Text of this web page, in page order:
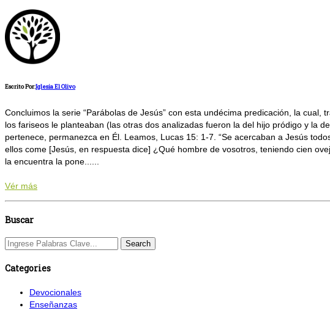
Escrito Por:Iglesia El Olivo
Concluimos la serie “Parábolas de Jesús” con esta undécima predicación, la
los fariseos le planteaban (las otras dos analizadas fueron la del hijo pródigo y la
pertenece, permanezca en Él. Leamos, Lucas 15: 1-7. “Se acercaban a Jesús
ellos come [Jesús, en respuesta dice] ¿Qué hombre de vosotros, teniendo cien
la encuentra la pone......
Vér más
Buscar
Categories
Devocionales
Enseñanzas